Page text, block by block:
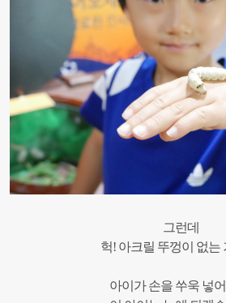
그런데
헉! 아크릴 뚜껑이 없는
아이가 손을 쑤욱 넣